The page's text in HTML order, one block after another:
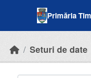
Primăria
Seturi de date